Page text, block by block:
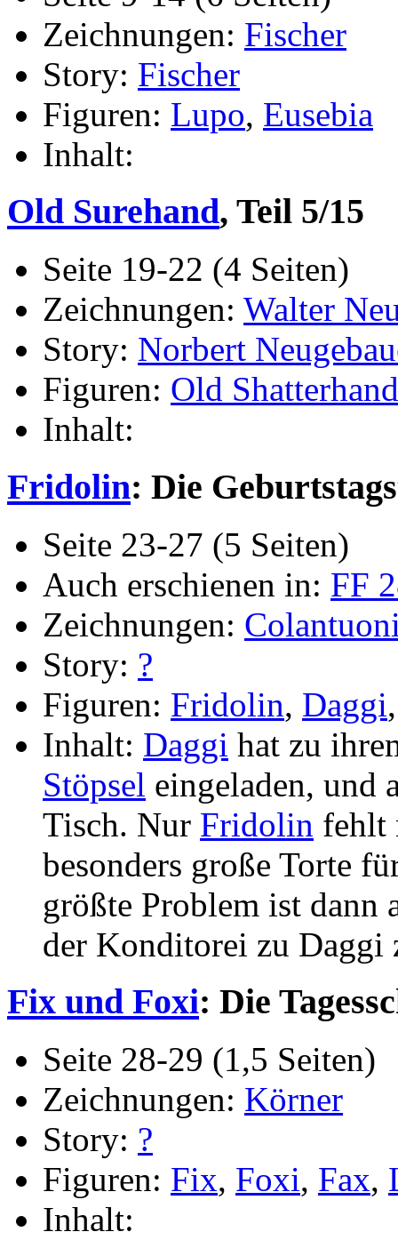
Zeichnungen: Fischer
Story: Fischer
Figuren: Lupo, Eusebia
Inhalt:
Old Surehand, Teil 5/15
Seite 19-22 (4 Seiten)
Zeichnungen: Walter
Story: Norbert
Figuren: Old Shatterhand
Inhalt:
Fridolin: Die
Seite 23-27 (5 Seiten)
Auch erschienen in: FF
Zeichnungen:
Story: ?
Figuren: Fridolin, Daggi
Inhalt: Daggi hat zu
Stöpsel eingeladen, und
Tisch. Nur Fridolin fehlt
besonders große Torte
größte Problem ist dann
der Konditorei zu Daggi
Fix und Foxi: Die
Seite 28-29 (1,5 Seiten)
Zeichnungen: Körner
Story: ?
Figuren: Fix, Foxi, Fax,
Inhalt: